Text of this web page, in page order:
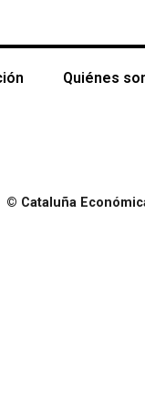
Quiénes
© Cataluña